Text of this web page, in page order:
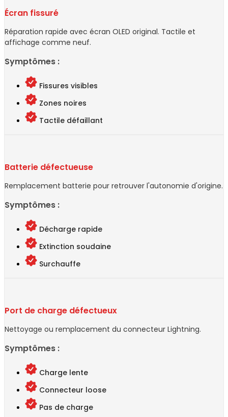
Écran fissuré
Réparation rapide avec écran OLED original. Tactile et
affichage comme neuf.
Symptômes :
Fissures visibles
Zones noires
Tactile défaillant
Batterie défectueuse
Remplacement batterie pour retrouver l'autonomie d'origine.
Symptômes :
Décharge rapide
Extinction soudaine
Surchauffe
Port de charge défectueux
Nettoyage ou remplacement du connecteur Lightning.
Symptômes :
Charge lente
Connecteur loose
Pas de charge